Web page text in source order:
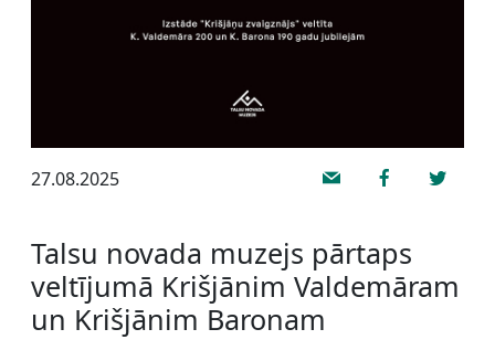
27.08.2025
Talsu novada muzejs pārtaps
veltījumā Krišjānim Valdemāram
un Krišjānim Baronam